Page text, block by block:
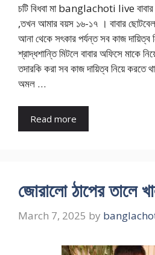
চটি বিধবা মা banglachoti live বাবার
,তখন আমার বয়স ১৬-১৭ । বাবার
আনা থেকে সৎকার পর্যন্ত সব কাজ দায়িত্ব
শ্রাদ্ধশান্তি মিটলে বাবার অফিসে মাকে
তদারকি করা সব কাজ দায়িত্ব নিয়ে করতে
অমল …
Read more
জোরালো ঠাপের তালে
March 7, 2025 by